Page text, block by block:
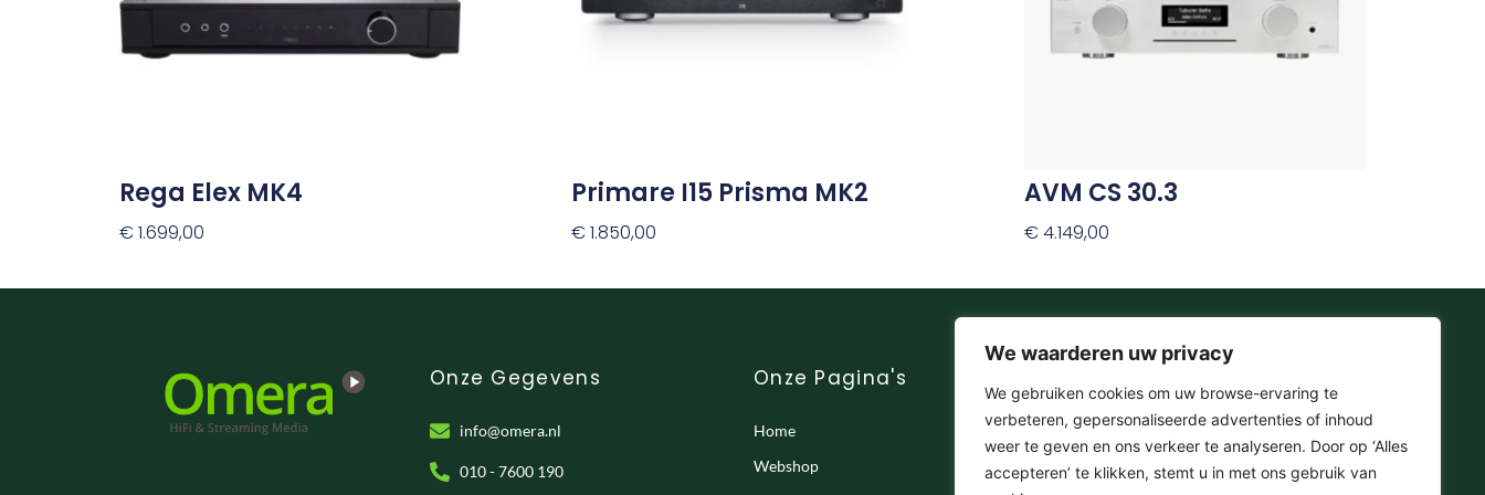
We waarderen uw privacy
We gebruiken cookies om uw browse-ervaring te
verbeteren, gepersonaliseerde advertenties of inhoud
weer te geven en ons verkeer te analyseren. Door op ‘Alles
accepteren’ te klikken, stemt u in met ons gebruik van
Rega Elex MK4
€1.699,00
Primare I15 Prisma MK2
€1.850,00
optie
productpagina
AVM CS 30.3
€4.149,00
optie
kan
Onze Gegevens
info@omera.nl
010 - 7600 190
Onze Pagina's
Home
Webshop
F
a
c
I
n
s
T
i
k
Y
o
u